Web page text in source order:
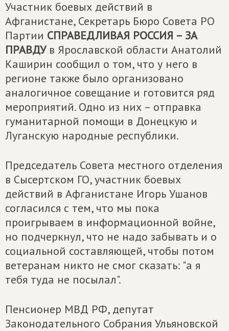
Участник боевых действий в
Афганистане, Секретарь Бюро Совета РО
Партии СПРАВЕДЛИВАЯ РОССИЯ – ЗА
ПРАВДУв Ярославской области Анатолий
Каширин сообщил о том, что у него в
регионе также было организовано
аналогичное совещание и готовится ряд
мероприятий. Одно из них – отправка
гуманитарной помощи в Донецкую и
Луганскую народные республики.
Председатель Совета местного отделения
в Сысертском ГО, участник боевых
действий в Афганистане Игорь Ушанов
согласился с тем, что мы пока
проигрываем в информационной войне,
но подчеркнул, что не надо забывать и о
социальной составляющей, чтобы потом
ветеранам никто не смог сказать: "а я
тебя туда не посылал".
Пенсионер МВД РФ, депутат
Законодательного Собрания Ульяновской